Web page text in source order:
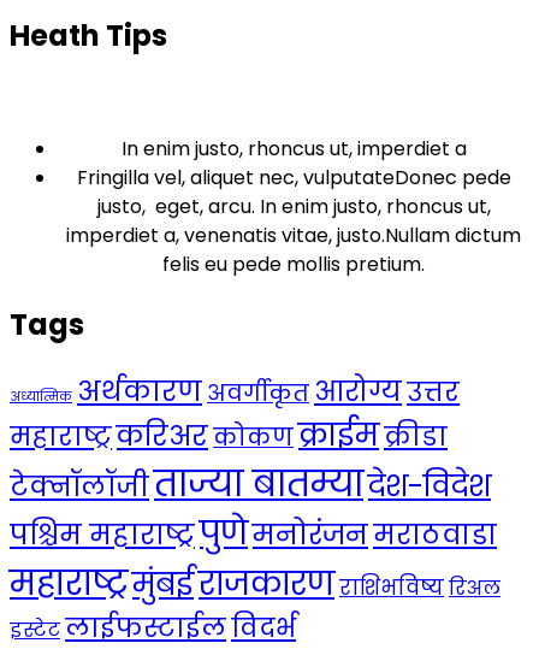
Heath Tips
In enim justo, rhoncus ut, imperdiet a
Fringilla vel, aliquet nec, vulputateDonec pede
justo, eget, arcu. In enim justo, rhoncus ut,
imperdiet a, venenatis vitae, justo.Nullam dictum
felis eu pede mollis pretium.
Tags
अध्यात्मिक अर्थकारणअवर्गीकृत आरोग्यउत्तर
महाराष्ट्रकरिअरकोकणक्राईमक्रीडा
टेक्नॉलॉजीताज्या बातम्यादेश-विदेश
पश्चिम महाराष्ट्रपुणेमनोरंजनमराठवाडा
महाराष्ट्रमुंबईराजकारणराशिभविष्यरिअल
इस्टेटलाईफस्टाईलविदर्भ